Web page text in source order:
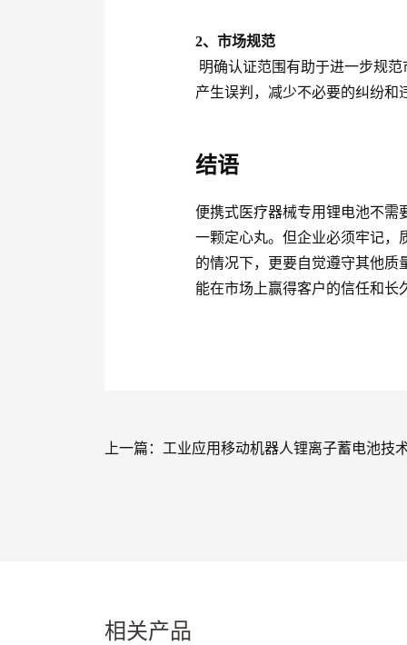
2、市场规范
明确认证范围有助于进一步规
产生误判，减少不必要的纠纷和
结语
便携式医疗器械专用锂电池不需
一颗定心丸。但企业必须牢记，
的情况下，更要自觉遵守其他质
能在市场上赢得客户的信任和长
上一篇： 工业应用移动机器人锂离子蓄电池技
相关产品